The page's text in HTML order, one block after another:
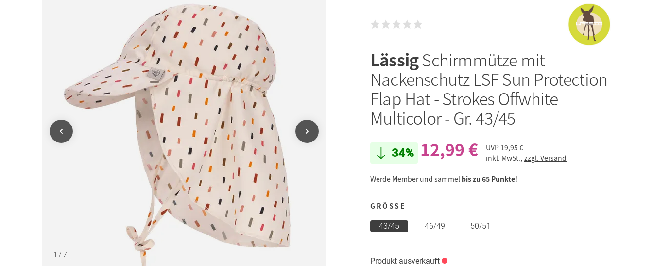
1 / 7
LässigSchirmmütze mit
Nackenschutz LSF Sun Protection
Flap Hat - Strokes Offwhite
Multicolor - Gr. 43/45
34% 12,99 € UVP 19,95 €
inkl. MwSt., zzgl. Versand
Werde Member und sammel bis zu 65 Punkte!
GRÖSSE
43/45 46/49 50/51
Produkt ausverkauft